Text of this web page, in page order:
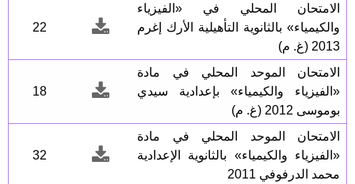
الامتحان المحلي في «الفيزياء
والكيمياء» بالثانوية التأهيلية الأرك إغرم
2013 (غ. م)
22
الامتحان الموحد المحلي في مادة
«الفيزياء والكيمياء» بإعدادية سيدي
بوموسى 2012 (غ. م)
18
الامتحان الموحد المحلي في مادة
«الفيزياء والكيمياء» بالثانوية الإعدادية
محمد الدرفوفي 2011
32